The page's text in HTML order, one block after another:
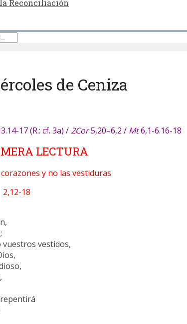
Reconciliación
de Ceniza
17 (R.: cf. 3a) / 2Cor5,20–6,2 / Mt6,1-6.16-18
LECTURA
y no las vestiduras
2,12-18
vestidos,